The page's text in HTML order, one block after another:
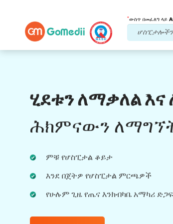
*ውስጥ በመፈለግ ላይ
ሂደቱን ለማቃለል
ሕክምናውን
ምቹ የሆስፒታል ቆይታ
እንደ በጀትዎ የሆስፒታል ምርጫዎች
የሁሉም ጊዜ የጤና እንክብካቤ አማካሪ ድጋፍ
የድህረ ህክምናክትትል
የሚደረግበት እንክብካቤ
በሕክምና ፍላጎቶችዎ ላይ መደበኛ ዝመናዎች።